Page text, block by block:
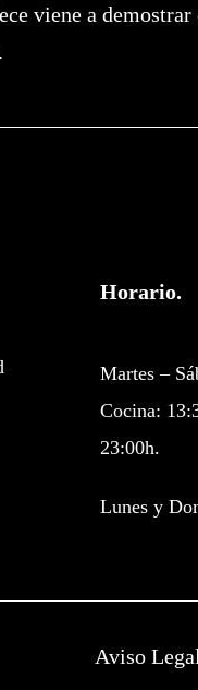
viene a
Horario.
Martes –
Cocina:
23:00h.
Lunes y
Aviso Legal